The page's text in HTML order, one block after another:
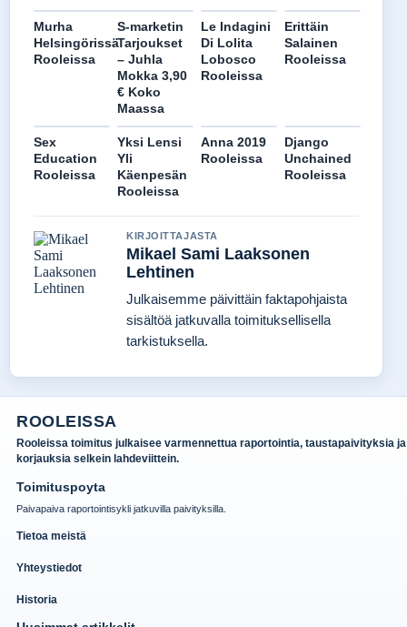
Murha
Helsingörissä
Rooleissa
S-marketin
Tarjoukset
– Juhla
Mokka 3,90
€ Koko
Maassa
Le Indagini
Di Lolita
Lobosco
Rooleissa
Erittäin
Salainen
Rooleissa
Sex
Education
Rooleissa
Yksi Lensi
Yli
Käenpesän
Rooleissa
Anna 2019
Rooleissa
Django
Unchained
Rooleissa
KIRJOITTAJASTA
Mikael Sami Laaksonen
Lehtinen
Julkaisemme päivittäin faktapohjaista
sisältöä jatkuvalla toimituksellisella
tarkistuksella.
ROOLEISSA
Rooleissa toimitus julkaisee varmennettua raportointia, taustapaivityksia ja
korjauksia selkein lahdeviittein.
Toimituspoyta
Paivapaiva raportointisykli jatkuvilla paivityksilla.
Tietoa meistä
Yhteystiedot
Historia